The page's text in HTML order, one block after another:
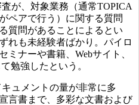
が、対象業務（通常TOPICA
ペアで行う）に関する質問
質問があることによるとい
れも未経験者ばかり。パイロ
ミナーや書籍、Webサイト、
勉強したという。
ュメントの量が非常に多
言書まで、多彩な文書および